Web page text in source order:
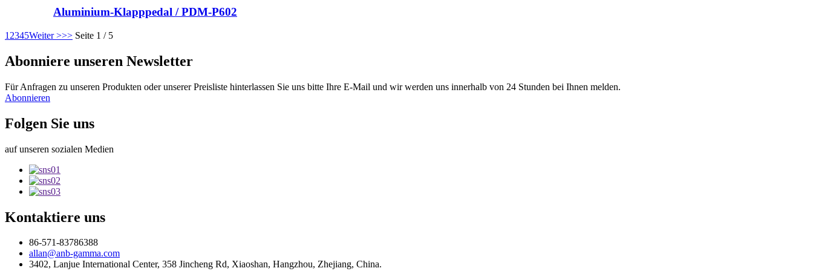
Aluminium-Klapppedal / PDM-P602
1 2345Weiter >>> Seite 1 / 5
Abonniere unseren Newsletter
Für Anfragen zu unseren Produkten oder unserer Preisliste hinterlassen Sie uns bitte Ihre E-Mail und wir werden uns innerhalb von 24 Stunden bei Ihnen melden.
Abonnieren
Folgen Sie uns
auf unseren sozialen Medien
Kontaktiere uns
86-571-83786388
allan@anb-gamma.com
3402, Lanjue International Center, 358 Jincheng Rd, Xiaoshan, Hangzhou, Zhejiang, China.